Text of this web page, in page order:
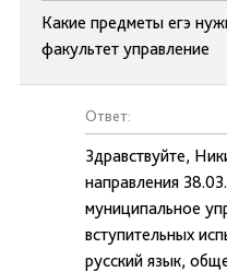
Какие предметы егэ
факультет управление
Ответ:
Здравствуйте,
направления
муниципальное
вступительных
русский язык,